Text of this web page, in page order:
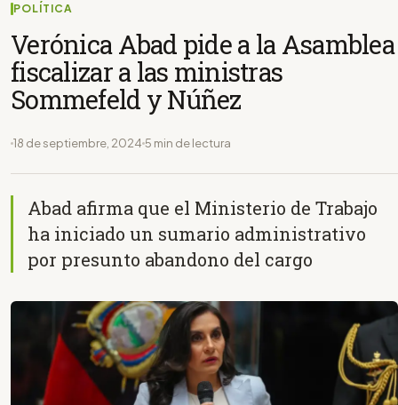
POLÍTICA
Verónica Abad pide a la Asamblea
fiscalizar a las ministras
Sommefeld y Núñez
18 de septiembre, 2024 5 min de lectura
Abad afirma que el Ministerio de Trabajo
ha iniciado un sumario administrativo
por presunto abandono del cargo